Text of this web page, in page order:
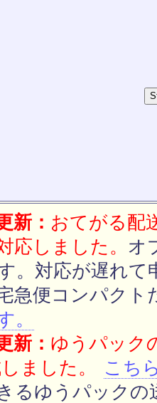
新： おてがる配
応しました。 オ
。対応が遅れ
急便コンパクト
。
新： ゆうパック
ました。
こち
るゆうパックの